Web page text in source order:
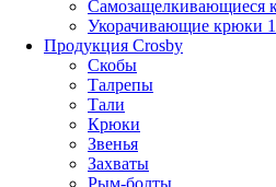
Самозащелкивающиеся
Укорачивающие крюки
Продукция Crosby
Скобы
Талрепы
Тали
Крюки
Звенья
Захваты
Рым-болты